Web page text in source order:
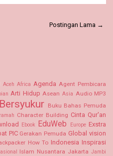
Postingan Lama →
Aceh Africa Agenda Agent Pembicara
Arti Hidup Asean Asia Audio MP3
Bersyukur Buku Bahas Pemuda
Character Building Cinta Qur'an
Ebook EduWeb Europe Exstra
PIC Gerakan Pemuda Global vision
How To Indonesia Inspirasi
Islam Nusantara Jakarta Jambi